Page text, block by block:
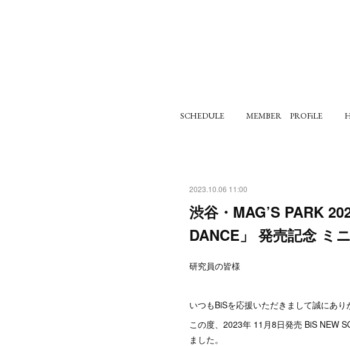
SCHEDULE MEMBER PROFiLE
2023.10.06 11:00
渋谷・MAG’S PARK
DANCE」 発売記念 ミ
研究員の皆様
いつもBiSを応援いただきまして誠にあり
この度、2023年 11月8日発売 BiS NEW
ました。